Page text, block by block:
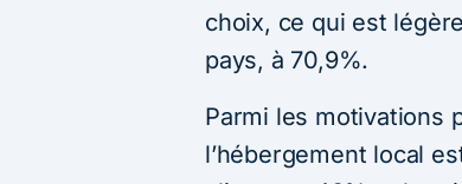
choix, ce qui est
pays, à 70,9%.
Parmi les motivations
l’hébergement local